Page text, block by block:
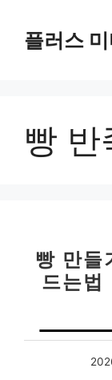
플러스
빵 반
빵 만들
드는법